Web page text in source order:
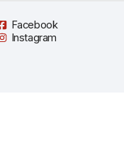
Facebook
Instagram